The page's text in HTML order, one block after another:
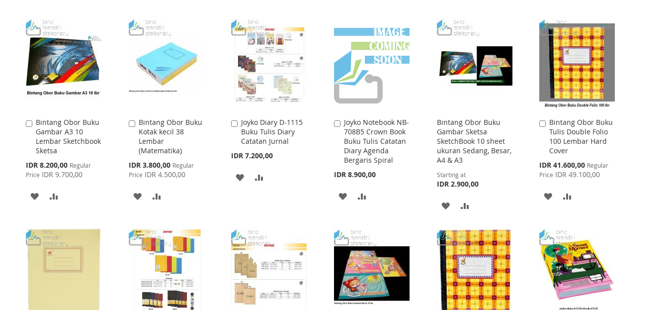
WISH
LIST
COMPARE
LIST
WISH
LIST
LIST
WISHCOMPARE
WISH
LIST
COMPARE
Bintang Obor Buku
Gambar A3 10
Lembar Sketchbook
Sketsa
Special
Price
IDR 8.200,00 Regular
Price IDR 9.700,00
Add
to
Cart
ADD
WISH
LIST
COMPARE
Bintang Obor Buku
Kotak kecil 38
Lembar
(Matematika)
Special
Price
IDR 3.800,00 Regular
Price IDR 4.500,00
Add
to
Cart
ADD
WISH
LIST
COMPARE
Joyko Diary D-1115
Buku Tulis Diary
Catatan Jurnal
IDR 7.200,00
Add
to
Cart
ADD
LIST
Joyko Notebook NB-
708B5 Crown Book
Buku Tulis Catatan
Diary Agenda
Bergaris Spiral
IDR 8.900,00
Add
to
Cart
ADD
WISH
LIST
Bintang Obor Buku
Gambar Sketsa
SketchBook 10 sheet
ukuran Sedang, Besar,
A4 & A3
Starting at
IDR 2.900,00
ADD
WISH
LIST
COMPARE
Bintang Obor Buku
Tulis Double Folio
100 Lembar Hard
Cover
Special
Price
IDR 41.600,00 Regular
Price IDR 49.100,00
Add
to
Cart
ADD
WISH
LIST